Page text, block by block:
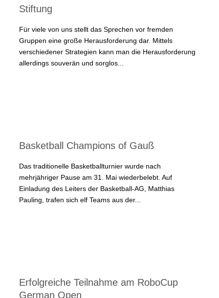
Stiftung
Für viele von uns stellt das Sprechen vor fremden
Gruppen eine große Herausforderung dar. Mittels
verschiedener Strategien kann man die Herausforderung
allerdings souverän und sorglos...
Basketball Champions of Gauß
Das traditionelle Basketballturnier wurde nach
mehrjähriger Pause am 31. Mai wiederbelebt. Auf
Einladung des Leiters der Basketball-AG, Matthias
Pauling, trafen sich elf Teams aus der...
Erfolgreiche Teilnahme am RoboCup
German Open